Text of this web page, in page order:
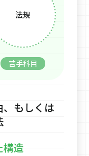
法規
苦手科目
もしくは
構造